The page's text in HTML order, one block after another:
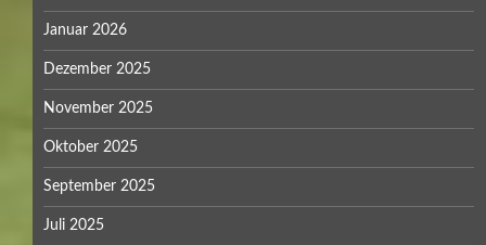
Januar 2026
Dezember 2025
November 2025
Oktober 2025
September 2025
Juli 2025